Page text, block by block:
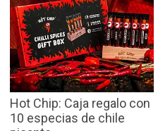
Hot Chip: Caja regalo con
10 especias de chile